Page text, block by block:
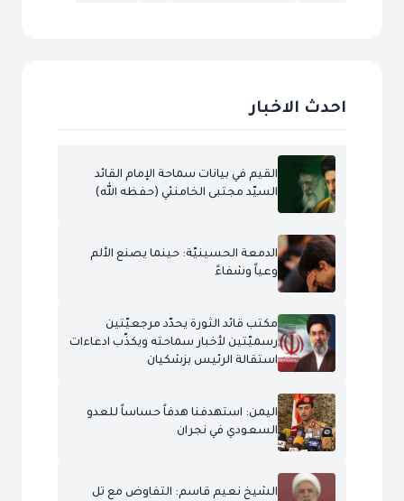
احدث الاخبار
القيم في بيانات سماحة الإمام القائد
السيّد مجتبى الخامنئي (حفظه الله)
الدمعة الحسينيّة: حينما يصنع الألم
وعياً وشفاءً
مكتب قائد الثورة يحدّد مرجعيّتين
رسميّتين لأخبار سماحته ويكذّب ادعاءات
استقالة الرئيس بزشكيان
اليمن: استهدفنا هدفاً حساساً للعدو
السعودي في نجران
الشيخ نعيم قاسم: التفاوض مع تل